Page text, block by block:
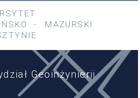
- MAZURSKI
Geoinżynierii